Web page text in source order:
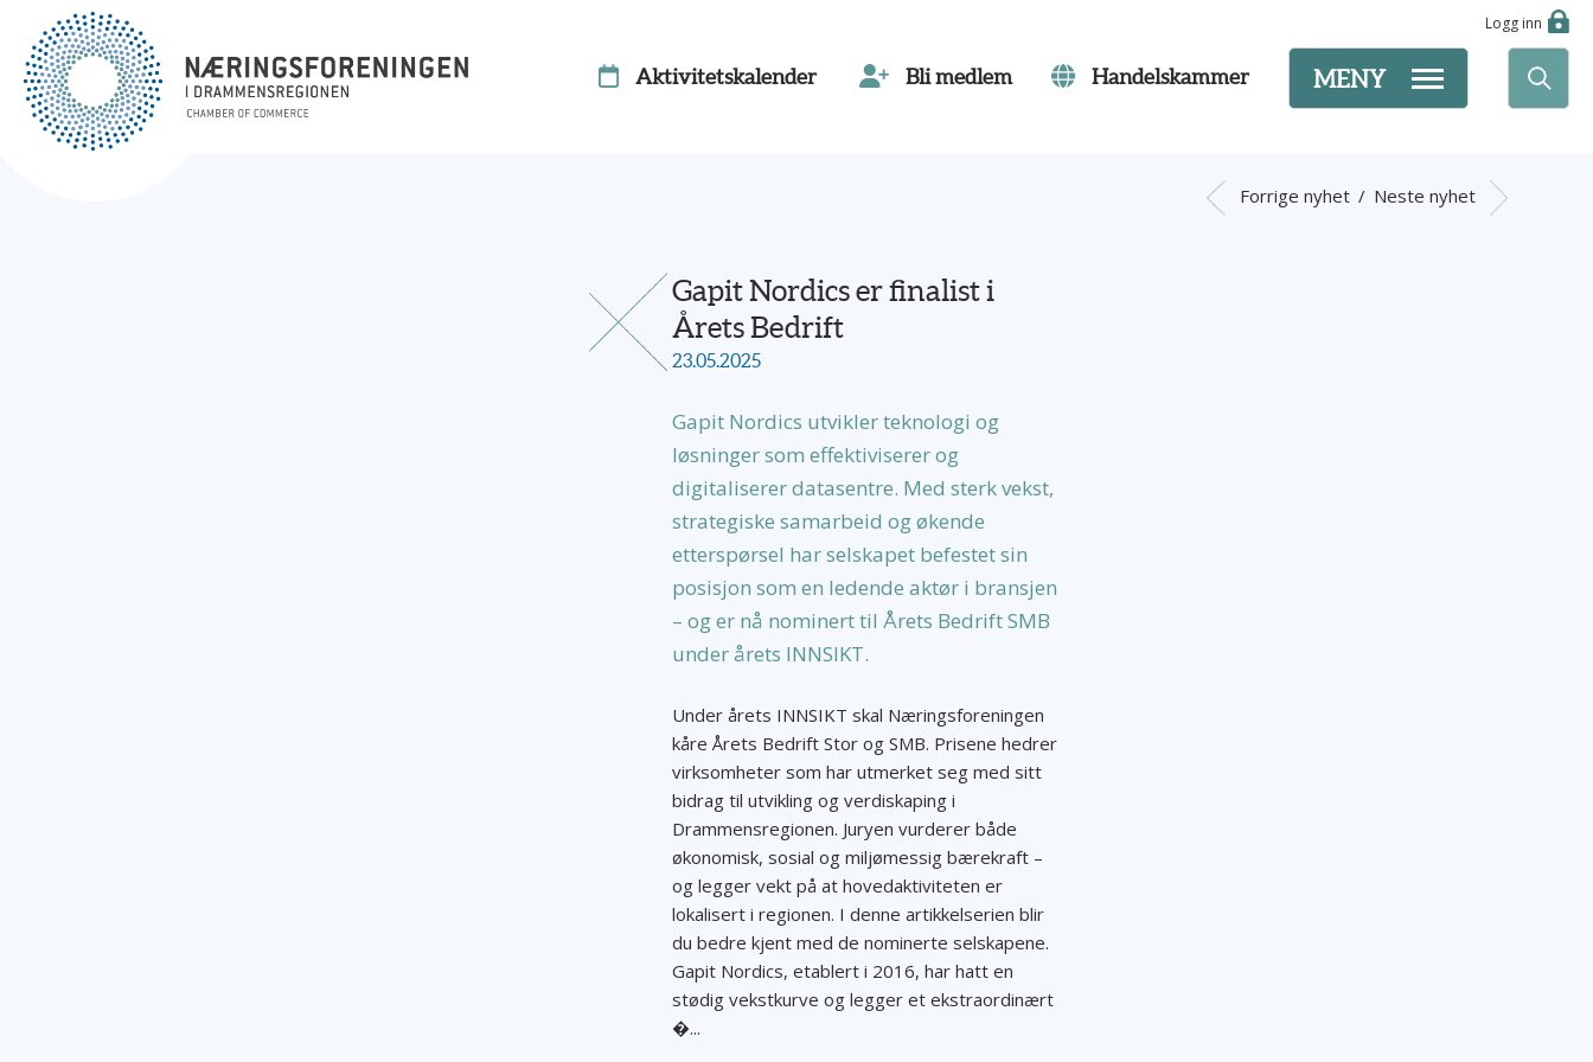
Logg inn
MENY
Aktivitetskalender Bli medlem Handelskammer
Neste nyhet
/
Forrige nyhet
Gapit Nordics er finalist i
Årets Bedrift
23.05.2025
Gapit Nordics utvikler teknologi og
løsninger som effektiviserer og
digitaliserer datasentre. Med sterk vekst,
strategiske samarbeid og økende
etterspørsel har selskapet befestet sin
posisjon som en ledende aktør i bransjen
– og er nå nominert til Årets Bedrift SMB
under årets INNSIKT.
Under årets INNSIKT skal Næringsforeningen
kåre Årets Bedrift Stor og SMB. Prisene hedrer
virksomheter som har utmerket seg med sitt
bidrag til utvikling og verdiskaping i
Drammensregionen. Juryen vurderer både
økonomisk, sosial og miljømessig bærekraft –
og legger vekt på at hovedaktiviteten er
lokalisert i regionen. I denne artikkelserien blir
du bedre kjent med de nominerte selskapene.
Gapit Nordics, etablert i 2016, har hatt en
stødig vekstkurve og legger et ekstraordinært
�...